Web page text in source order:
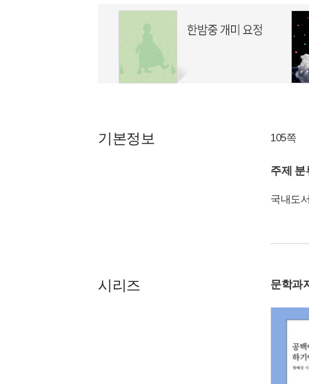
기본정보 105쪽
주제 분
국내도
시리즈 문학과